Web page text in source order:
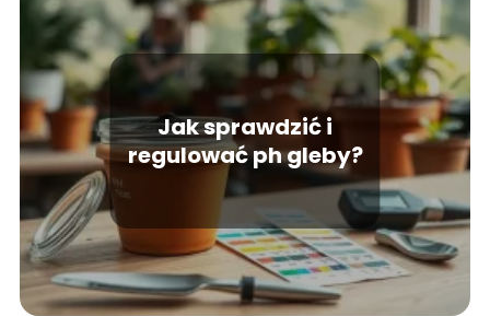
Jak sprawdzić i
regulować ph gleby?